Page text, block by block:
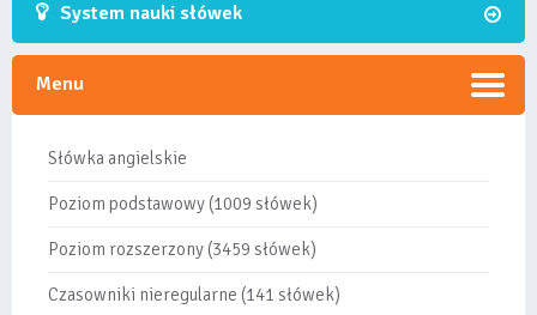
System nauki słówek
Menu
Słówka angielskie
Poziom podstawowy (1009 słówek)
Poziom rozszerzony (3459 słówek)
Czasowniki nieregularne (141 słówek)